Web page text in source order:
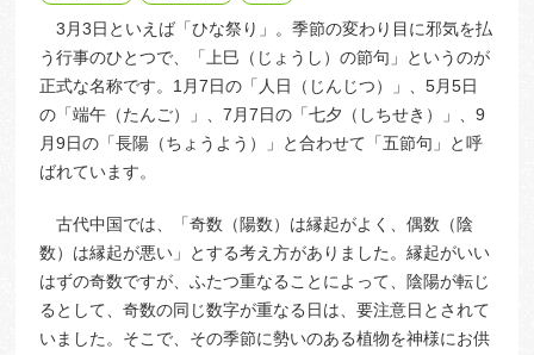
3月3日といえば「ひな祭り」。季節の変わり目に邪気を払
う行事のひとつで、「上巳（じょうし）の節句」というのが
正式な名称です。1月7日の「人日（じんじつ）」、5月5日
の「端午（たんご）」、7月7日の「七夕（しちせき）」、9
月9日の「長陽（ちょうよう）」と合わせて「五節句」と呼
ばれています。
古代中国では、「奇数（陽数）は縁起がよく、偶数（陰
数）は縁起が悪い」とする考え方がありました。縁起がいい
はずの奇数ですが、ふたつ重なることによって、陰陽が転じ
るとして、奇数の同じ数字が重なる日は、要注意日とされて
いました。そこで、その季節に勢いのある植物を神様にお供